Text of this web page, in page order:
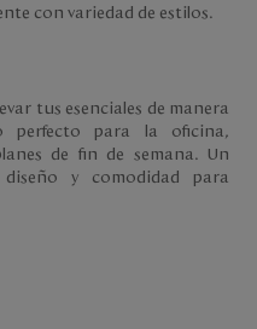
con variedad de estilos.
tus esenciales de manera
perfecto para la oficina,
de fin de semana. Un
y comodidad para